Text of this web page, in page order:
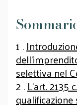
1 .
selettiva nel
2 .L’art. 2135
qualificazione